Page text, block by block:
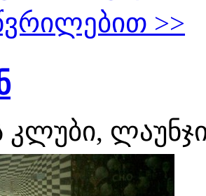
>>
კლუბი,